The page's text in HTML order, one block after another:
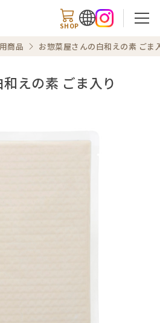
SHOP
商品 お惣菜屋さんの白和えの素 ごま
えの素 ごま入り